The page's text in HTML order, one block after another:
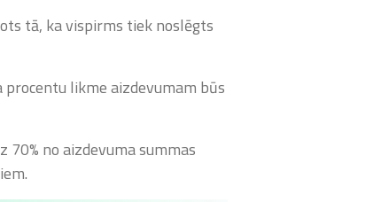
tā, ka vispirms tiek noslēgts
likme aizdevumam būs
no aizdevuma summas